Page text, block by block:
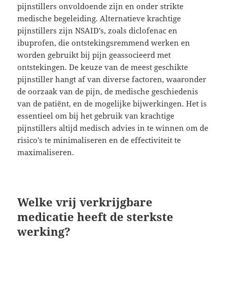
pijnstillers onvoldoende zijn en onder strikte
medische begeleiding. Alternatieve krachtige
pijnstillers zijn NSAID's, zoals diclofenac en
ibuprofen, die ontstekingsremmend werken en
worden gebruikt bij pijn geassocieerd met
ontstekingen. De keuze van de meest geschikte
pijnstiller hangt af van diverse factoren, waaronder
de oorzaak van de pijn, de medische geschiedenis
van de patiënt, en de mogelijke bijwerkingen. Het is
essentieel om bij het gebruik van krachtige
pijnstillers altijd medisch advies in te winnen om de
risico's te minimaliseren en de effectiviteit te
maximaliseren.
Welke vrij verkrijgbare
medicatie heeft de sterkste
werking?